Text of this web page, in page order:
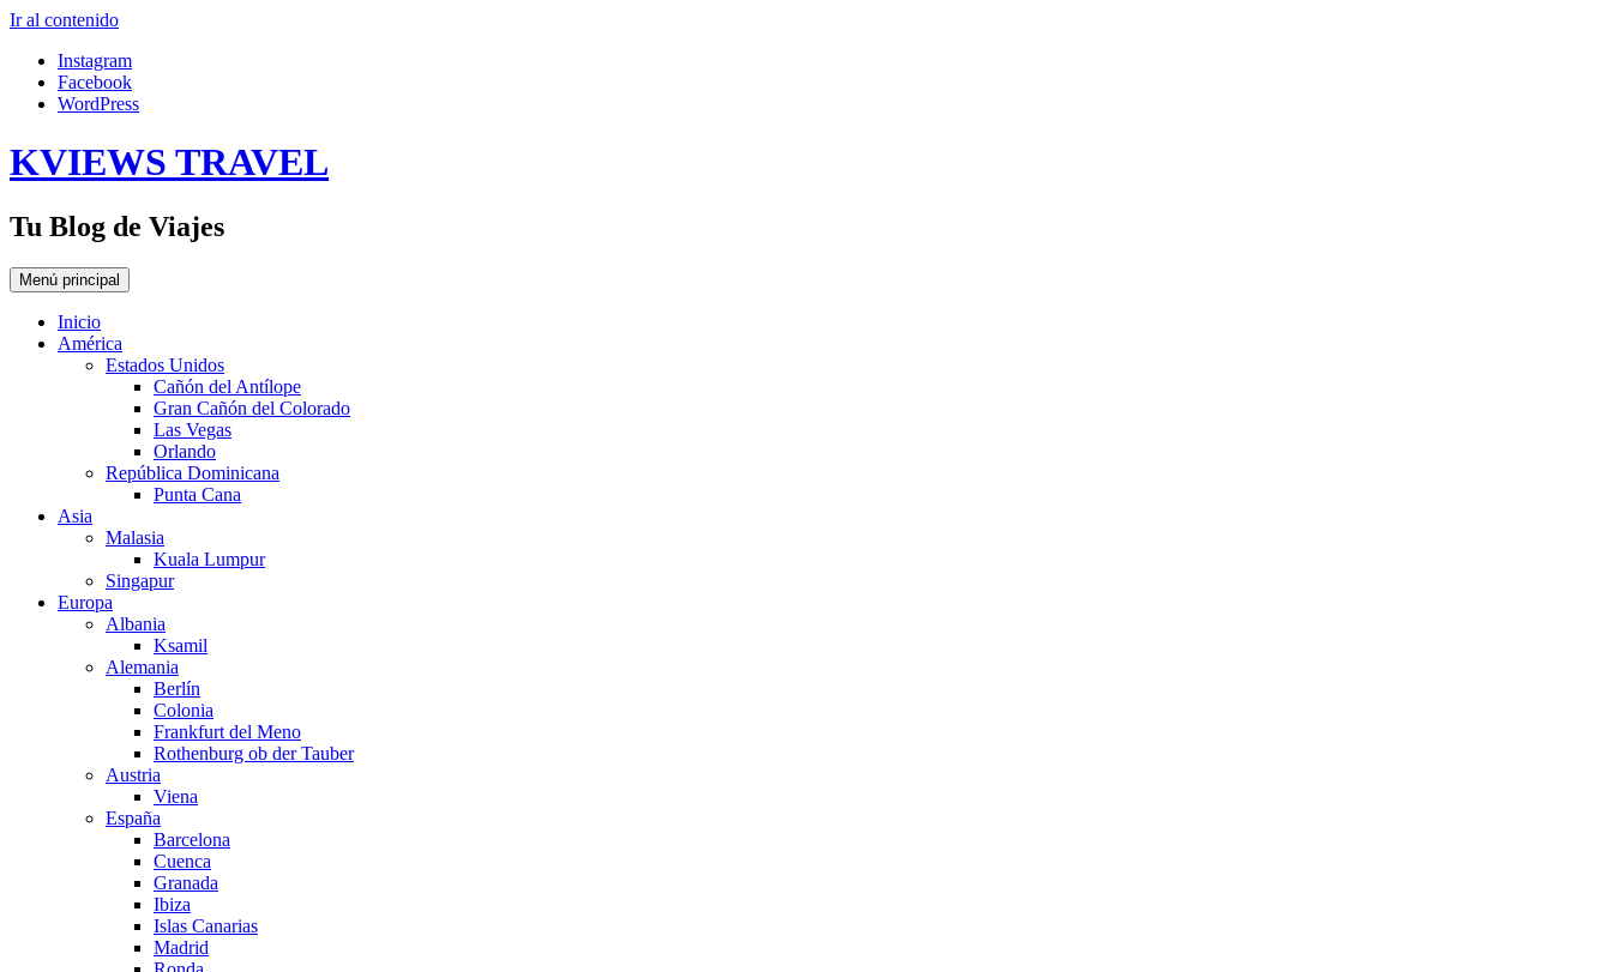
Ir al contenido
Instagram
Facebook
WordPress
KVIEWS TRAVEL
Tu Blog de Viajes
Menú principal
Inicio
América
Estados Unidos
Cañón del Antílope
Gran Cañón del Colorado
Las Vegas
Orlando
República Dominicana
Punta Cana
Asia
Malasia
Kuala Lumpur
Singapur
Europa
Albania
Ksamil
Alemania
Berlín
Colonia
Frankfurt del Meno
Rothenburg ob der Tauber
Austria
Viena
España
Barcelona
Cuenca
Granada
Ibiza
Islas Canarias
Madrid